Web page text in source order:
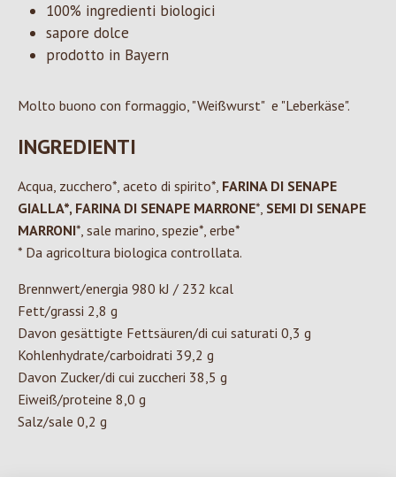
100% ingredienti biologici
sapore dolce
prodotto in Bayern
Molto buono con formaggio, "Weißwurst" e "Leberkäse".
INGREDIENTI
Acqua, zucchero*, aceto di spirito*, FARINA DI SENAPE
GIALLA*, FARINA DI SENAPE MARRONE*, SEMI DI SENAPE
MARRONI*, sale marino, spezie*, erbe*
* Da agricoltura biologica controllata.
Brennwert/energia 980 kJ / 232 kcal
Fett/grassi 2,8 g
Davon gesättigte Fettsäuren/di cui saturati 0,3 g
Kohlenhydrate/carboidrati 39,2 g
Davon Zucker/di cui zuccheri 38,5 g
Eiweiß/proteine 8,0 g
Salz/sale 0,2 g